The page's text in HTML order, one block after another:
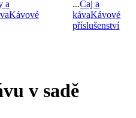
a
Kávové
...Čaj a
kávaKávové
příslušenství
v sadě